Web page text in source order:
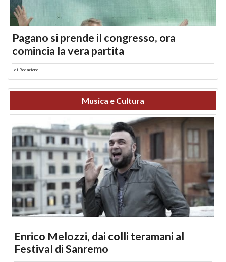
Pagano si prende il congresso, ora
comincia la vera partita
di Redazione
Musica e Cultura
Enrico Melozzi, dai colli teramani al
Festival di Sanremo